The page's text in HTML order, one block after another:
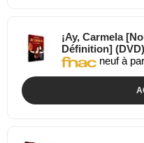
¡Ay, Carmela
Définition] (DVD)
neuf à